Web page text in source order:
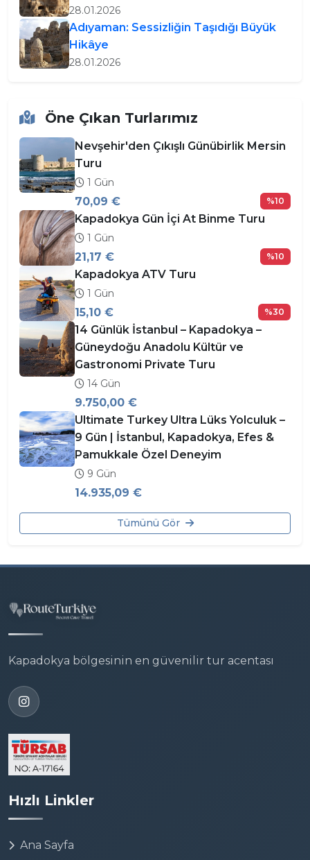
28.01.2026
Adıyaman: Sessizliğin Taşıdığı Büyük
Hikâye
28.01.2026
Öne Çıkan Turlarımız
Nevşehir'den Çıkışlı Günübirlik Mersin
Turu
1 Gün
70,09 € %10
Kapadokya Gün İçi At Binme Turu
1 Gün
21,17 € %10
Kapadokya ATV Turu
1 Gün
15,10 € %30
14 Günlük İstanbul – Kapadokya –
Güneydoğu Anadolu Kültür ve
Gastronomi Private Turu
14 Gün
9.750,00 €
Ultimate Turkey Ultra Lüks Yolculuk –
9 Gün | İstanbul, Kapadokya, Efes &
Pamukkale Özel Deneyim
9 Gün
14.935,09 €
Tümünü Gör
Kapadokya bölgesinin en güvenilir tur acentası
Hızlı Linkler
Ana Sayfa